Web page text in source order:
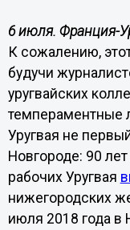
6 июля. Франция-
К сожалению,
будучи
уругвайских
темпераментные
Уругвая не
Новгороде: 90
рабочих Уругвая
нижегородских
июля 2018 года в